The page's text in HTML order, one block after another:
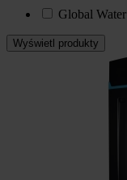
Global Water